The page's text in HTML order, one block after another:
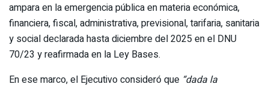
ampara en la emergencia pública en materia económica,
financiera, fiscal, administrativa, previsional, tarifaria, sanitaria
y social declarada hasta diciembre del 2025 en el DNU
70/23 y reafirmada en la Ley Bases.
En ese marco, el Ejecutivo consideró que “dada la